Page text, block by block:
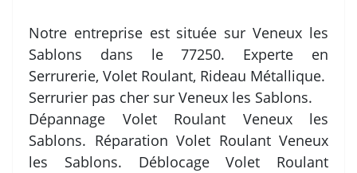
Notre entreprise est située sur Veneux les
Sablons dans le 77250. Experte en
Serrurerie, Volet Roulant, Rideau Métallique.
Serrurier pas cher sur Veneux les Sablons.
Dépannage Volet Roulant Veneux les
Sablons. Réparation Volet Roulant Veneux
les Sablons. Déblocage Volet Roulant